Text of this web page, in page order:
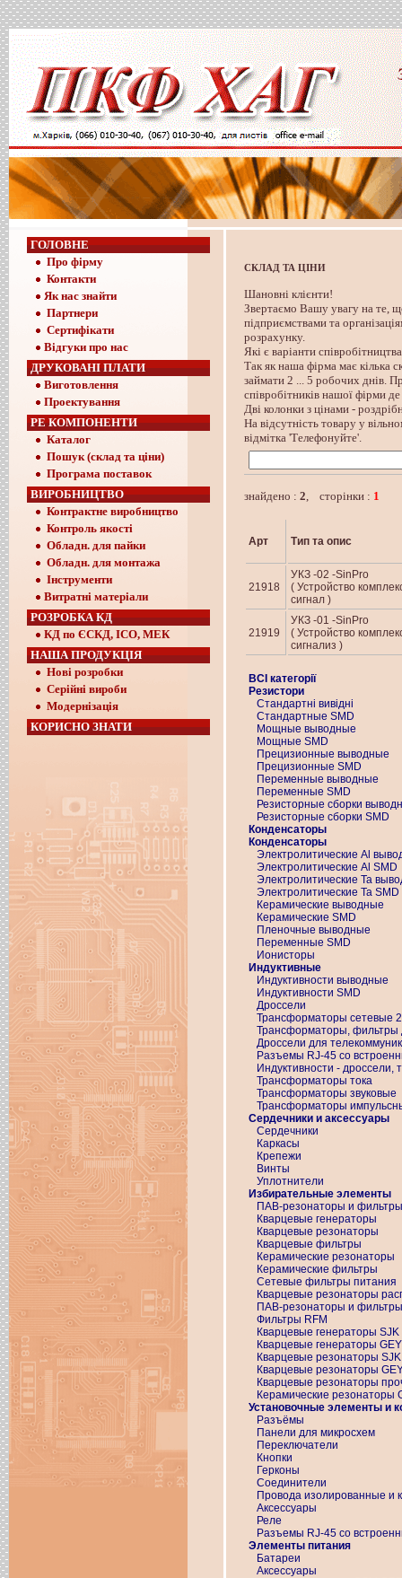
ГОЛОВНЕ
Про фірму
Контакти
Як нас знайти
Партнери
Сертифікати
Відгуки про нас
ДРУКОВАНІ ПЛАТИ
Виготовлення
Проектування
РЕ КОМПОНЕНТИ
Каталог
Пошук (склад та ціни)
Програма поставок
ВИРОБНИЦТВО
Контрактне виробництво
Контроль якості
Обладн. для пайки
Обладн. для монтажа
Інструменти
Витратні матеріали
РОЗРОБКА КД
КД по ЄСКД, ІСО, МЕК
НАША ПРОДУКЦІЯ
Нові розробки
Серійні вироби
Модернізація
КОРИСНО ЗНАТИ
СКЛАД ТА ЦІНИ
Шановні клієнти!
Звертаємо Вашу увагу на те,
підприємствами та
розрахунку.
Які є варіанти
Так як наша фірма має кілька
займати 2 ... 5 робочих днів.
співробітників нашої фірми
Дві колонки з цінами -
На відсутність товару у
відмітка 'Телефонуйте'.
знайдено : 2, сторінки : 1
Арт Тип та опис
21918
УКЗ -02 -SinPro
( Устройство
сигнал )
21919
УКЗ -01 -SinPro
( Устройство
сигнализ )
ВСІ категорії
Резистори
Стандартні вивідні
Стандартные SMD
Мощные выводные
Мощные SMD
Прецизионные выводные
Прецизионные SMD
Переменные выводные
Переменные SMD
Резисторные сборки
Резисторные сборки SMD
Конденсаторы
Конденсаторы
Электролитические Al
Электролитические Al SMD
Электролитические Ta
Электролитические Ta SMD
Керамические выводные
Керамические SMD
Пленочные выводные
Переменные SMD
Ионисторы
Индуктивные
Индуктивности выводные
Индуктивности SMD
Дроссели
Трансформаторы сетевые
Трансформаторы, фильтры
Дроссели для
Разъемы RJ-45 со
Индуктивности -
Трансформаторы тока
Трансформаторы звуковые
Трансформаторы
Сердечники и аксессуары
Сердечники
Каркасы
Крепежи
Винты
Уплотнители
Избирательные элементы
ПАВ-резонаторы и фильтры
Кварцевые генераторы
Кварцевые резонаторы
Кварцевые фильтры
Керамические резонаторы
Керамические фильтры
Сетевые фильтры питания
Кварцевые резонаторы
ПАВ-резонаторы и
Фильтры RFM
Кварцевые генераторы SJK
Кварцевые генераторы
Кварцевые резонаторы SJK
Кварцевые резонаторы
Кварцевые резонаторы
Керамические резонаторы
Установочные элементы и
Разъёмы
Панели для микросхем
Переключатели
Кнопки
Герконы
Соединители
Провода изолированные и
Аксессуары
Реле
Разъемы RJ-45 со
Элементы питания
Батареи
Аксессуары